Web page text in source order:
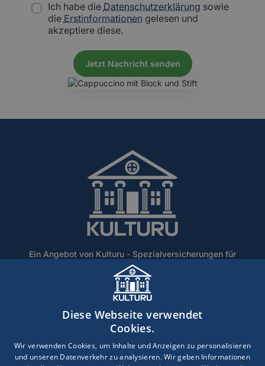
Ich habe die Datenschutzerklärung sowie
die Erstinformationen gelesen und
akzeptiere diese.
Ein Angebot von Kulturu - Spezialversicherungen für
Denkmalschutz und historische Gebäude.
Über UnsBlogLexikon
ErstinformationHaftungsausschlussImpressum
Datenschutz
Copyright © 2026 · Ein Service der DEVK Gebietsdirektion
Diese Webseite verwendet
Cookies.
Wir verwenden Cookies, um Inhalte und Anzeigen zu personalisieren
und unseren Datenverkehr zu analysieren. Wir geben Informationen